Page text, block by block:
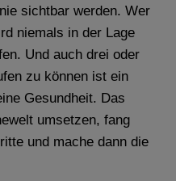
sichtbar werden. Wer
niemals in der Lage
Und auch drei oder
zu können ist ein
Gesundheit. Das
umsetzen, fang
und mache dann die